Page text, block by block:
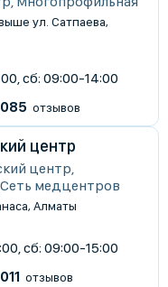
ул. Сатпаева,
сб: 09:00-14:00
085 отзывов
центр
центр,
медцентров
Алматы
сб: 09:00-15:00
отзывов